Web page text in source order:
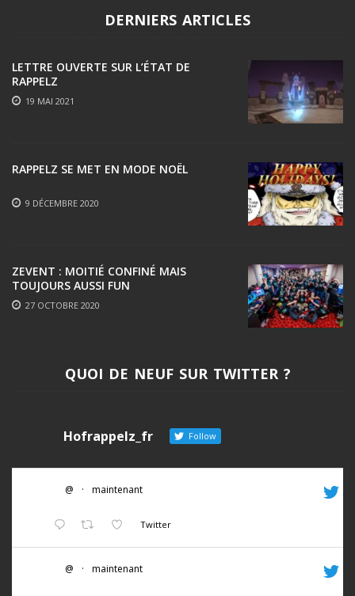
DERNIERS ARTICLES
LETTRE OUVERTE SUR L’ÉTAT DE
RAPPELZ
19 MAI 2021
RAPPELZ SE MET EN MODE NOËL
9 DÉCEMBRE 2020
ZEVENT : MOITIÉ CONFINÉ MAIS
TOUJOURS AUSSI FUN
27 OCTOBRE 2020
QUOI DE NEUF SUR TWITTER ?
Hofrappelz_fr Follow
@ · maintenant
Twitter
@ · maintenant